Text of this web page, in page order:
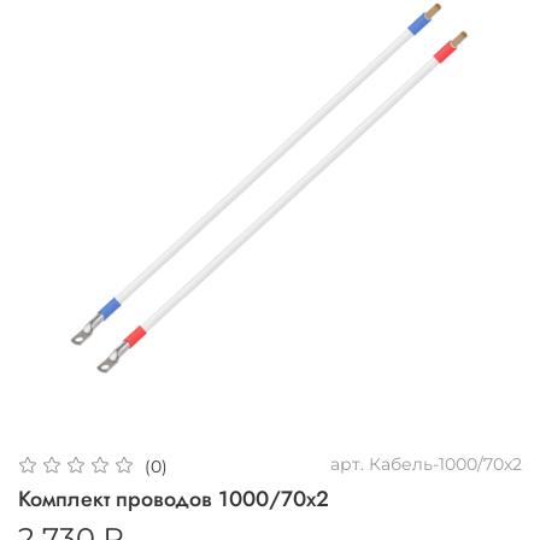
(0) арт. Кабель-1000/70х2
Комплект проводов 1000/70х2